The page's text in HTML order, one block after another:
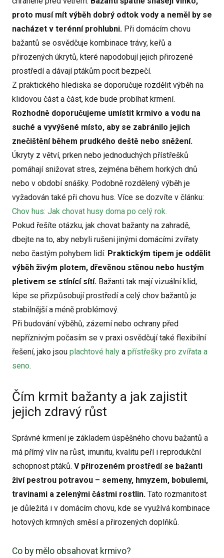
proto musí mít výběh dobrý odtok vody a neměl by se
nacházet v terénní prohlubni. Při domácím chovu
bažantů se osvědčuje kombinace trávy, keřů a
přirozených úkrytů, které napodobují jejich přirozené
prostředí a dávají ptákům pocit bezpečí.
Z praktického hlediska se doporučuje rozdělit výběh na
klidovou část a část, kde bude probíhat krmení.
Rozhodně doporučujeme umístit krmivo a vodu na
suché a vyvýšené místo, aby se zabránilo jejich
znečištění během prudkého deště nebo sněžení.
Úkryty z větví, prken nebo jednoduchých přístřešků
pomáhají snižovat stres, zejména během horkých dnů
nebo v období snášky. Podobně rozdělený výběh je
vyžadován také při chovu hus. Více se dozvíte v článku:
Chov hus: Jak chovat husy doma po celý rok.
Pokud řešíte otázku, jak chovat bažanty na zahradě,
dbejte na to, aby nebyli rušeni jinými domácími zvířaty
nebo častým pohybem lidí. Praktickým tipem je oddělit
výběh živým plotem, dřevěnou stěnou nebo hustým
pletivem se stínící sítí. Bažanti tak mají vizuální klid,
lépe se přizpůsobují prostředí a celý chov bažantů je
stabilnější a méně problémový.
Při budování výběhů, zázemí nebo ochrany před
nepříznivým počasím se v praxi osvědčují také flexibilní
řešení, jako jsou plachtové haly a přístřešky pro zvířata a
seno.
Čím krmit bažanty a jak zajistit
jejich zdravý růst
Správné krmení je základem úspěšného chovu bažantů a
má přímý vliv na růst, imunitu, kvalitu peří i reprodukční
schopnost ptáků. V přirozeném prostředí se bažanti
živí pestrou potravou – semeny, hmyzem, bobulemi,
travinami a zelenými částmi rostlin. Tato rozmanitost
je důležitá i v domácím chovu, kde se využívá kombinace
hotových krmných směsí a přirozených doplňků.
Co by mělo obsahovat krmivo?